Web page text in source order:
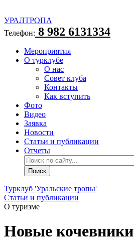
УРАЛТРОПА
Телефон: 8 982 6131334
Мероприятия
О турклубе
О нас
Совет клуба
Контакты
Как вступить
Фото
Видео
Заявка
Новости
Статьи и публикации
Отчеты
Турклуб 'Уральские тропы'
Статьи и публикации
О туризме
Новые кочевники